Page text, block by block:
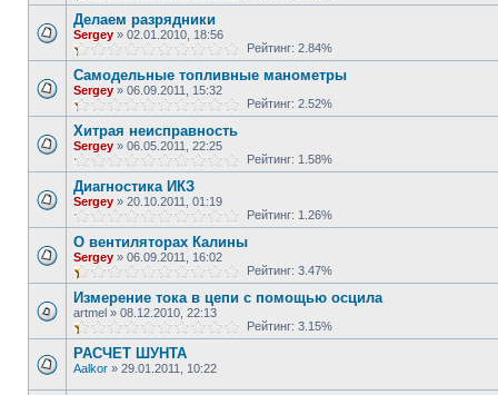
Делаем разрядники
Sergey » 02.01.2010, 18:56
Рейтинг: 2.84%
Самодельные топливные манометры
Sergey » 06.09.2011, 15:32
Рейтинг: 2.52%
Хитрая неисправность
Sergey » 06.05.2011, 22:25
Рейтинг: 1.58%
Диагностика ИКЗ
Sergey » 20.10.2011, 01:19
Рейтинг: 1.26%
О вентиляторах Калины
Sergey » 06.09.2011, 16:02
Рейтинг: 3.47%
Измерение тока в цепи с помощью осцила
artmel » 08.12.2010, 22:13
Рейтинг: 3.15%
РАСЧЕТ ШУНТА
Aalkor » 29.01.2011, 10:22